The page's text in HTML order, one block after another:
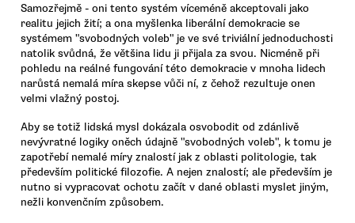
Samozřejmě - oni tento systém víceméně akceptovali jako
realitu jejich žití; a ona myšlenka liberální demokracie se
systémem "svobodných voleb" je ve své triviální jednoduchosti
natolik svůdná, že většina lidu ji přijala za svou. Nicméně při
pohledu na reálné fungování této demokracie v mnoha lidech
narůstá nemalá míra skepse vůči ní, z čehož rezultuje onen
velmi vlažný postoj.
Aby se totiž lidská mysl dokázala osvobodit od zdánlivě
nevývratné logiky oněch údajně "svobodných voleb", k tomu je
zapotřebí nemalé míry znalostí jak z oblasti politologie, tak
především politické filozofie. A nejen znalostí; ale především je
nutno si vypracovat ochotu začít v dané oblasti myslet jiným,
nežli konvenčním způsobem.